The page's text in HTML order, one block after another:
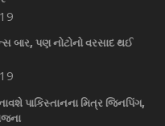
બાર, પણ નોટોનો વરસાદ થઈ
પાકિસ્તાનના મિત્ર જિનપિંગ,